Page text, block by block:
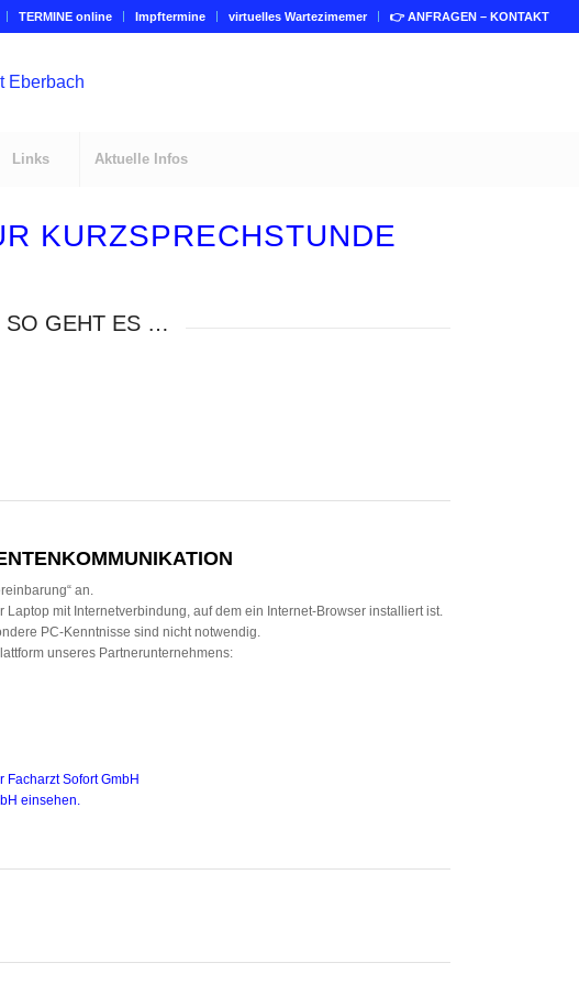
TERMINE online Impftermine virtuelles Wartezimemer 👉 ANFRAGEN – KONTAKT
Links Aktuelle Infos
KURZSPRECHSTUNDE
SO GEHT ES …
an.
mit Internetverbindung, auf dem ein Internet-Browser installiert ist.
PC-Kenntnisse sind nicht notwendig.
unseres Partnerunternehmens:
Sofort GmbH
einsehen.